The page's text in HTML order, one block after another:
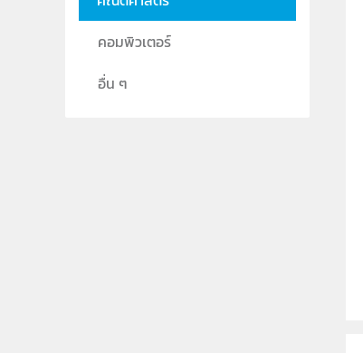
คอมพิวเตอร์
อื่น ๆ